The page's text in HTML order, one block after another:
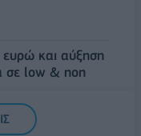
ευρώ και αύξηση
σε low & non